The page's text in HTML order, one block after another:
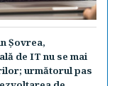
Şovrea,
de IT nu se mai
următorul pas